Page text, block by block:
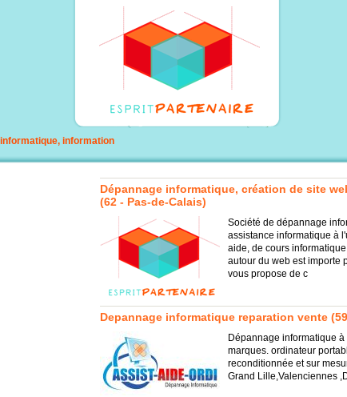
informatique, information
Dépannage informatique, création de site
(62 - Pas-de-Calais)
Société de dépannage
assistance informatique à
aide, de cours
autour du web est importe
vous propose de c
Depannage informatique reparation vente
Dépannage informatique
marques. ordinateur
reconditionnée et sur
Grand Lille,Valenciennes